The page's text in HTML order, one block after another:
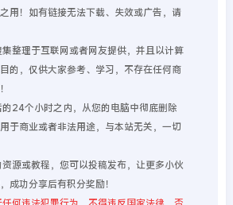
用！如有链接无法下载、失效或广告，请
整理于互联网或者网友提供，并且以计算
的，仅供大家参考、学习，不存在任何商
24个小时之内，从您的电脑中彻底删除
于商业或者非法用途，与本站无关，一切
源或教程，您可以投稿发布，让更多小伙
成功分享后有积分奖励！